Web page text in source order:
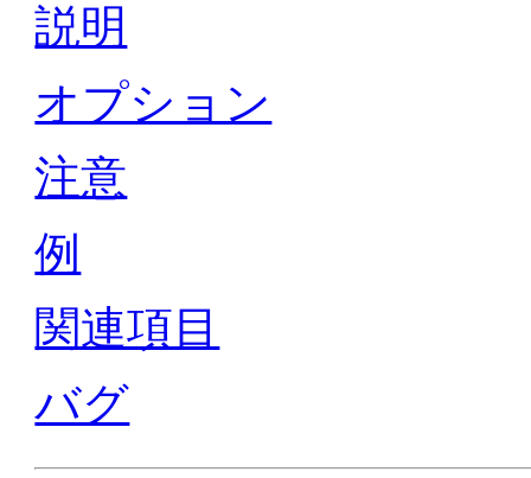
説明
オプション
注意
例
関連項目
バグ